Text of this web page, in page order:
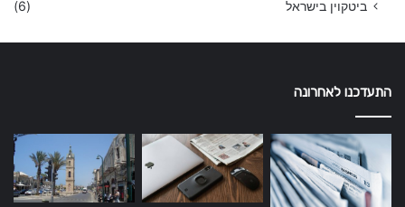
ביטקוין בישראל (6)
התעדכנו לאחרונה